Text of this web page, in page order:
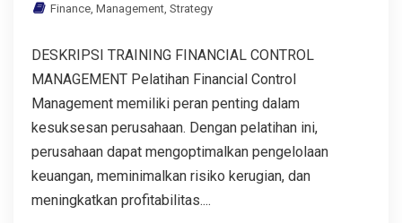
Finance Management Strategy
DESKRIPSI TRAINING FINANCIAL CONTROL
MANAGEMENT Pelatihan Financial Control
Management memiliki peran penting dalam
kesuksesan perusahaan. Dengan pelatihan ini,
perusahaan dapat mengoptimalkan pengelolaan
keuangan, meminimalkan risiko kerugian, dan
meningkatkan profitabilitas....